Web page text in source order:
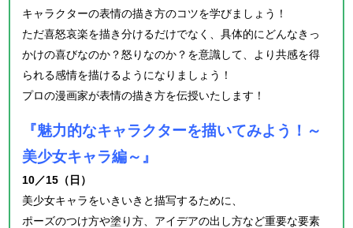
キャラクターの表情の描き方のコツを学びましょう！
ただ喜怒哀楽を描き分けるだけでなく、具体的にどんなきっ
かけの喜びなのか？怒りなのか？を意識して、より共感を得
られる感情を描けるようになりましょう！
プロの漫画家が表情の描き方を伝授いたします！
『魅力的なキャラクターを描いてみよう！ ～
美少女キャラ編～』
10／15（日）
美少女キャラをいきいきと描写するために、
ポーズのつけ方や塗り方、アイデアの出し方など重要な要素